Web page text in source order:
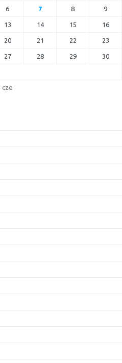
6 7 8 9
13 14 15 16
20 21 22 23
27 28 29 30
cze